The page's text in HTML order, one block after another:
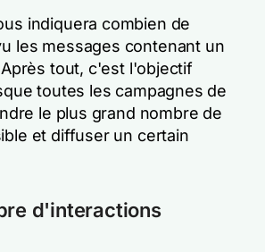
indiquera combien de
les messages contenant un
tout, c'est l'objectif
toutes les campagnes de
le plus grand nombre de
et diffuser un certain
d'interactions